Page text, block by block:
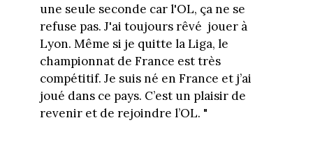
une seule seconde car l'OL, ça ne se
refuse pas. J'ai toujours rêvé jouer à
Lyon. Même si je quitte la Liga, le
championnat de France est très
compétitif. Je suis né en France et j’ai
joué dans ce pays. C’est un plaisir de
revenir et de rejoindre l’OL. "